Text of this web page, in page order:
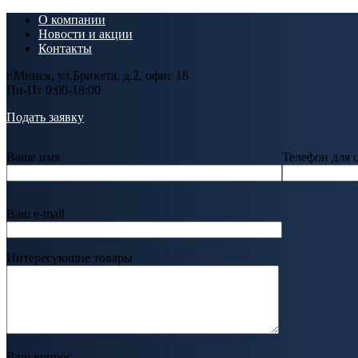
О компании
Новости и акции
Контакты
г.Минск, ул.Брикета, д.2, офис 18
Пн-Пт 9:00-18:00
Подать заявку
Ваше имя Телефон для
Ваш e-mail
Интересующие товары